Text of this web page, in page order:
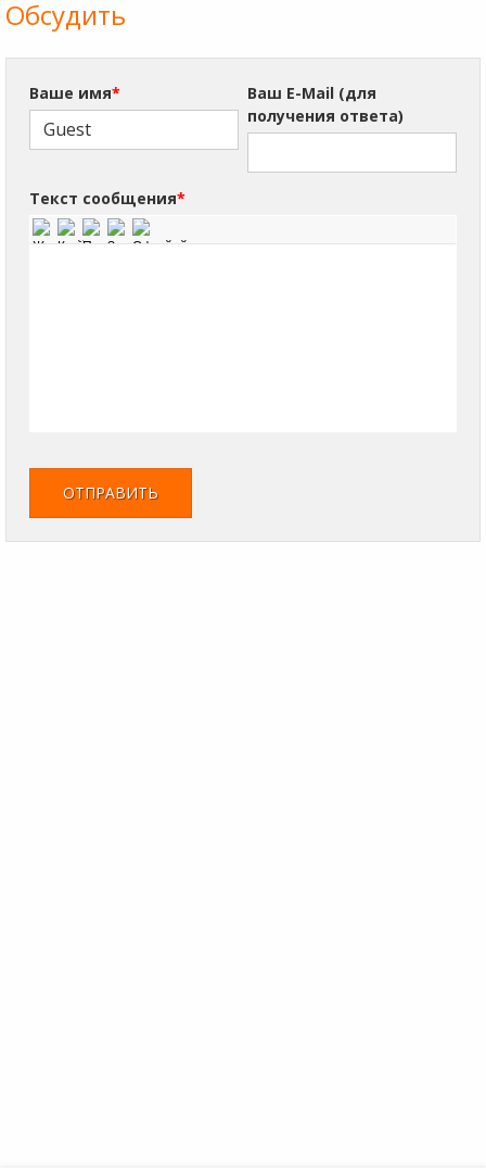
Обсудить
Ваше имя*
Ваш E-Mail (для
получения ответа)
Текст сообщения*